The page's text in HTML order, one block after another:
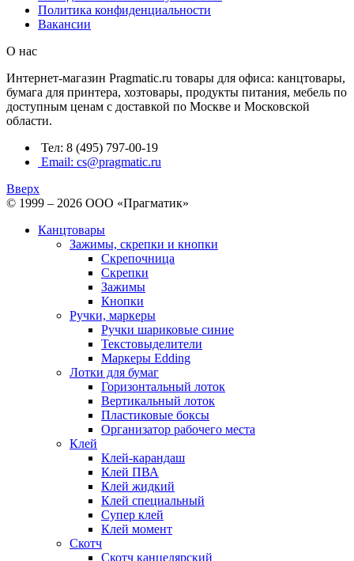
Политика конфиденциальности
Вакансии
О нас
Интернет-магазин Pragmatic.ru товары для офиса: канцтовары,
бумага для принтера, хозтовары, продукты питания, мебель по
доступным ценам с доставкой по Москве и Московской
области.
Тел: 8 (495) 797-00-19
Email: cs@pragmatic.ru
Вверх
© 1999 – 2026 ООО «Прагматик»
Канцтовары
Зажимы, скрепки и кнопки
Скрепочница
Скрепки
Зажимы
Кнопки
Ручки, маркеры
Ручки шариковые синие
Текстовыделители
Маркеры Edding
Лотки для бумаг
Горизонтальный лоток
Вертикальный лоток
Пластиковые боксы
Организатор рабочего места
Клей
Клей-карандаш
Клей ПВА
Клей жидкий
Клей специальный
Супер клей
Клей момент
Скотч
Скотч канцелярский